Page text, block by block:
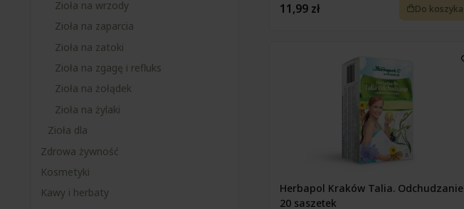
Zioła na wrzody
Zioła na zaparcia
Zioła na zatoki
Zioła na zgagę i refluks
Zioła na żołądek
Zioła na żylaki
Zioła dla
Zdrowa żywność
Kosmetyki
Kawy i herbaty
11,99 zł Do koszyka
Herbapol Kraków Talia. Odchudzanie
20 saszetek